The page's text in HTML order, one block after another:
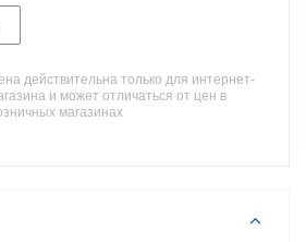
действительна только для интернет-
и может отличаться от цен в
магазинах